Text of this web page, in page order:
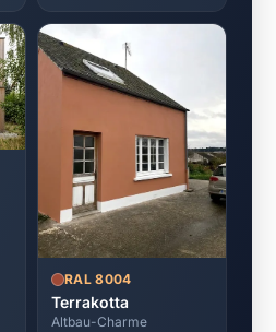
RAL 8004
Terrakotta
Altbau-Charme